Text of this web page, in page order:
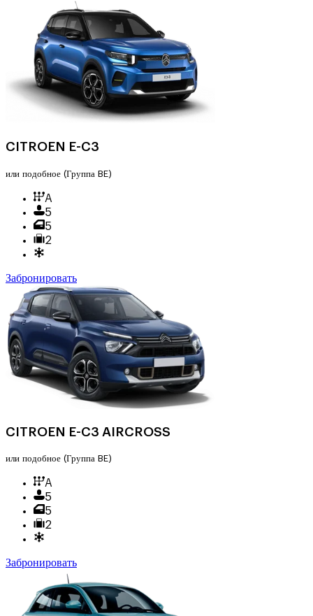
CITROEN E-C3
или подобное (Группа BE)
A
5
5
2
Забронировать
CITROEN E-C3 AIRCROSS
или подобное (Группа BE)
A
5
5
2
Забронировать